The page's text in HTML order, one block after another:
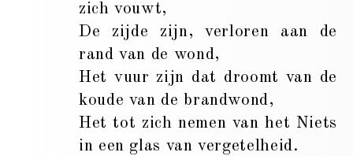
zich vouwt,
De zijde zijn, verloren aan de
rand van de wond,
Het vuur zijn dat droomt van de
koude van de brandwond,
Het tot zich nemen van het Niets
in een glas van vergetelheid.